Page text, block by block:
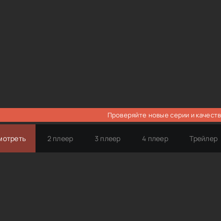
Проверяйте новые серии и
2 плеер 3 плеер 4 плеер Трейлер